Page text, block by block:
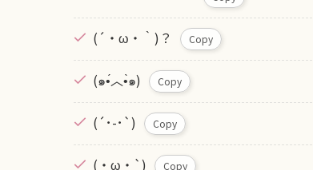
(´・ω・｀)？ Copy
(๑•́︿•̀๑) Copy
(´･-･`) Copy
(・ω・`) Copy